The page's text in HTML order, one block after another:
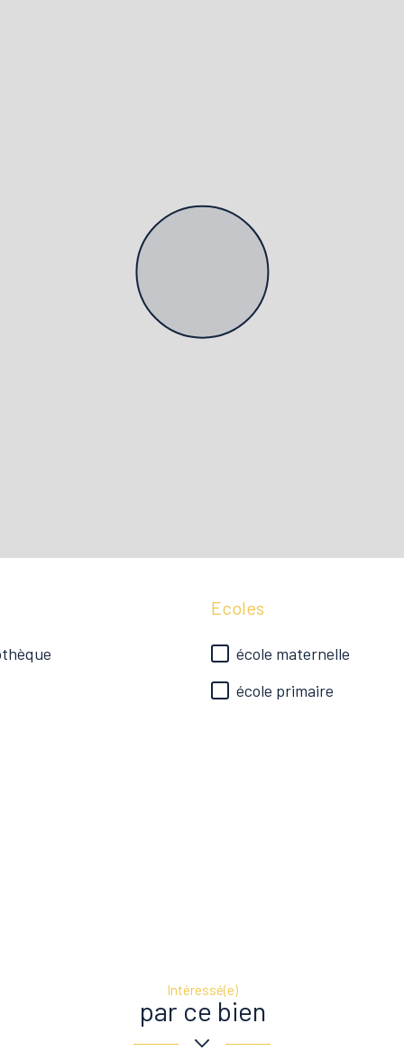
Ecoles
école maternelle
école primaire
Intéressé(e)
par ce bien